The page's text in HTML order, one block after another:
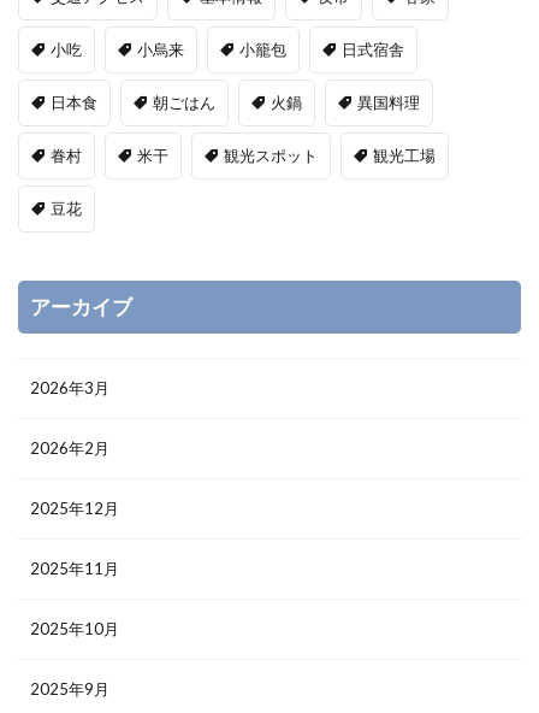
小吃 小烏来 小籠包 日式宿舎
日本食 朝ごはん 火鍋 異国料理
眷村 米干 観光スポット 観光工場
豆花
アーカイブ
2026年3月
2026年2月
2025年12月
2025年11月
2025年10月
2025年9月